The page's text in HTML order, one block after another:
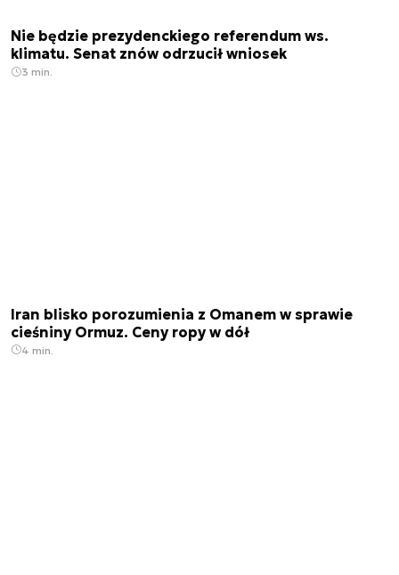
Nie będzie prezydenckiego referendum ws.
klimatu. Senat znów odrzucił wniosek
3 min.
Iran blisko porozumienia z Omanem w sprawie
cieśniny Ormuz. Ceny ropy w dół
4 min.